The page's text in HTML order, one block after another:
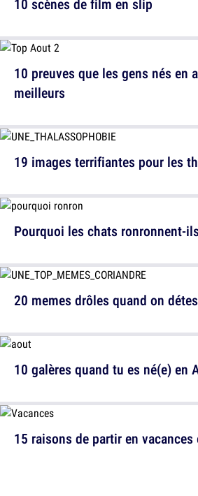
10 preuves que les gens nés en
meilleurs
Pourquoi les chats ronronnent-
10 galères quand tu es né(e) en
10 scènes de film en slip
19 images terrifiantes pour les
20 memes drôles quand on
15 raisons de partir en vacances